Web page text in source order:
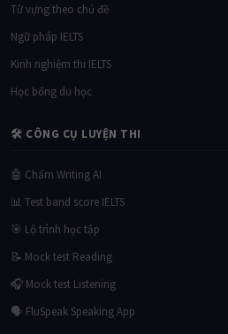
Từ vựng theo chủ đề
Ngữ pháp IELTS
Kinh nghiệm thi IELTS
Học bổng du học
🛠 CÔNG CỤ LUYỆN THI
🤖 Chấm Writing AI
📊 Test band score IELTS
🎯 Lộ trình học tập
📝 Mock test Reading
🎧 Mock test Listening
🗣 FluSpeak Speaking App